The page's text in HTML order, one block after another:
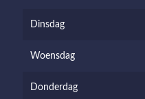
Dinsdag
Woensdag
Donderdag